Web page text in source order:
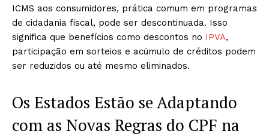
ICMS aos consumidores, prática comum em programas
de cidadania fiscal, pode ser descontinuada. Isso
significa que benefícios como descontos no IPVA,
participação em sorteios e acúmulo de créditos podem
ser reduzidos ou até mesmo eliminados. ​
Os Estados Estão se Adaptando
com as Novas Regras do CPF na